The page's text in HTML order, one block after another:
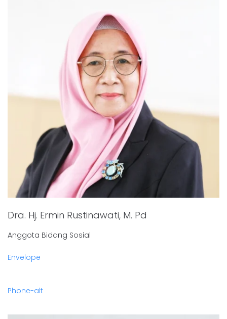
Dra. Hj. Ermin Rustinawati, M. Pd
Anggota Bidang Sosial
Envelope
Phone-alt